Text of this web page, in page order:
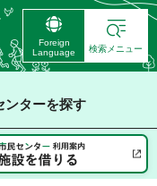
Foreign
Language
検索メニュー
ンターを探す